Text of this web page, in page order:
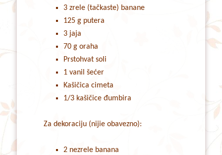
3 zrele (tačkaste) banane
125 g putera
3 jaja
70 g oraha
Prstohvat soli
1 vanil šećer
Kašičica cimeta
1/3 kašičice đumbira
Za dekoraciju (nijie obavezno):
2 nezrele banana